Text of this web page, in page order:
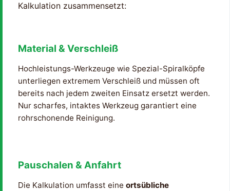
Kalkulation zusammensetzt:
Material & Verschleiß
Hochleistungs-Werkzeuge wie Spezial-Spiralköpfe
unterliegen extremem Verschleiß und müssen oft
bereits nach jedem zweiten Einsatz ersetzt werden.
Nur scharfes, intaktes Werkzeug garantiert eine
rohrschonende Reinigung.
Pauschalen & Anfahrt
Die Kalkulation umfasst eine ortsübliche